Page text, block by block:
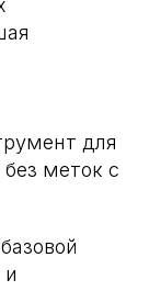
для
меток с